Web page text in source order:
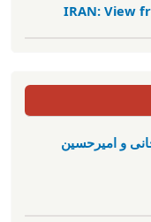
IRAN:
و امیرحسین